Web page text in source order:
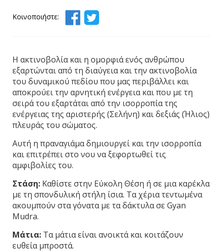
Κοινοποιήστε:
Η ακτινοβολία και η ομορφιά ενός ανθρώπου
εξαρτώνται από τη διαύγεια και την ακτινοβολία
του δυναμικού πεδίου που μας περιβάλλει και
αποκρούει την αρνητική ενέργεια και που με τη
σειρά του εξαρτάται από την ισορροπία της
ενέργειας της αριστερής (Σελήνη) και δεξιάς (Ήλιος)
πλευράς του σώματος.
Αυτή η πραναγιάμα δημιουργεί και την ισορροπία
και επιτρέπει στο νου να ξεφορτωθεί τις
αμφιβολίες του.
Στάση: Καθίστε στην Εύκολη Θέση ή σε μια καρέκλα
με τη σπονδυλική στήλη ίσια. Τα χέρια τεντωμένα
ακουμπούν στα γόνατα με τα δάκτυλα σε Gyan
Mudra.
Μάτια: Τα μάτια είναι ανοικτά και κοιτάζουν
ευθεία μπροστά.